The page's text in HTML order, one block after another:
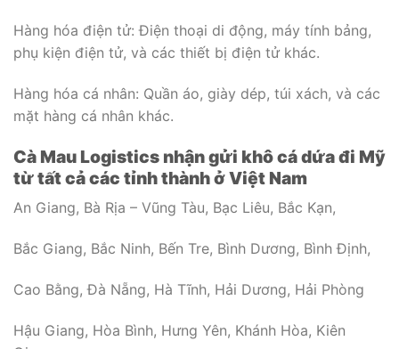
Hàng hóa điện tử: Điện thoại di động, máy tính bảng,
phụ kiện điện tử, và các thiết bị điện tử khác.
Hàng hóa cá nhân: Quần áo, giày dép, túi xách, và các
mặt hàng cá nhân khác.
Cà Mau Logistics nhận gửi khô cá dứa đi Mỹ
từ tất cả các tỉnh thành ở Việt Nam
An Giang, Bà Rịa – Vũng Tàu, Bạc Liêu, Bắc Kạn,
Bắc Giang, Bắc Ninh, Bến Tre, Bình Dương, Bình Định,
Cao Bằng, Đà Nẵng, Hà Tĩnh, Hải Dương, Hải Phòng
Hậu Giang, Hòa Bình, Hưng Yên, Khánh Hòa, Kiên